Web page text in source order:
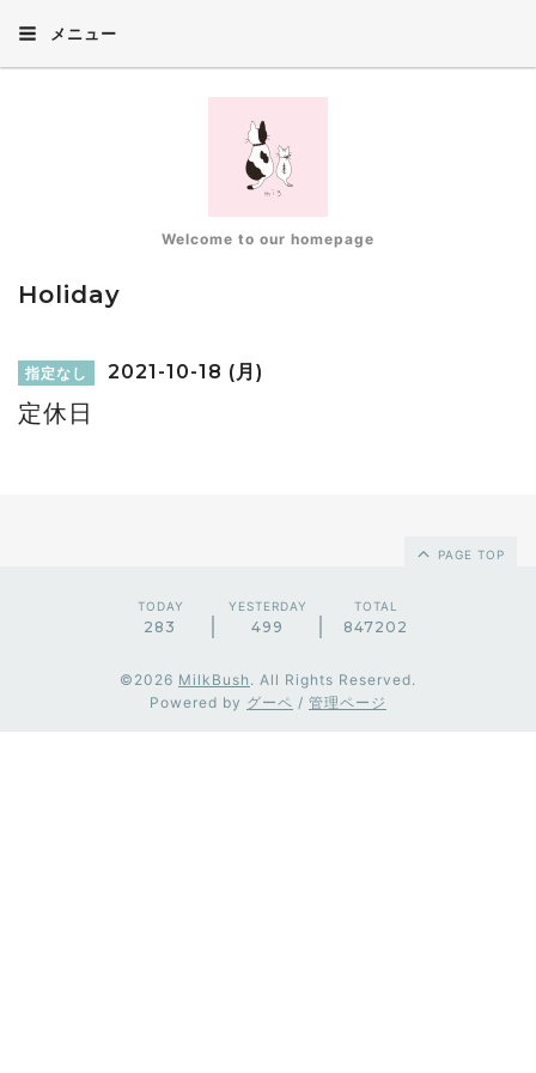
メニュー
Welcome to our homepage
Holiday
指定なし 2021-10-18 (月)
定休日
PAGE TOP
TODAY
283
YESTERDAY
499
TOTAL
847202
©2026 MilkBush . All Rights Reserved.
Powered by グーペ / 管理ページ